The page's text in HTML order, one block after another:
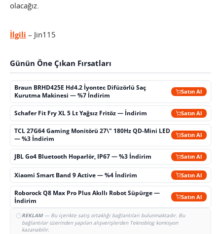
olacağız.
İlgili – Jin115
Günün Öne Çıkan Fırsatları
Braun BRHD425E Hd4.2 İyontec Difüzörlü Saç
Kurutma Makinesi — %7 İndirim
Satın Al
Schafer Fit Fry XL 5 Lt Yağsız Fritöz — İndirim Satın Al
TCL 27G64 Gaming Monitörü 27\" 180Hz QD-Mini LED
— %3 İndirim
Satın Al
JBL Go4 Bluetooth Hoparlör, IP67 — %3 İndirim Satın Al
Xiaomi Smart Band 9 Active — %4 İndirim Satın Al
Roborock Q8 Max Pro Plus Akıllı Robot Süpürge —
İndirim
Satın Al
REKLAM— Bu içerikte satış ortaklığı bağlantıları bulunmaktadır. Bu
bağlantılar üzerinden yapılan alışverişlerden Teknoblog komisyon
kazanabilir.